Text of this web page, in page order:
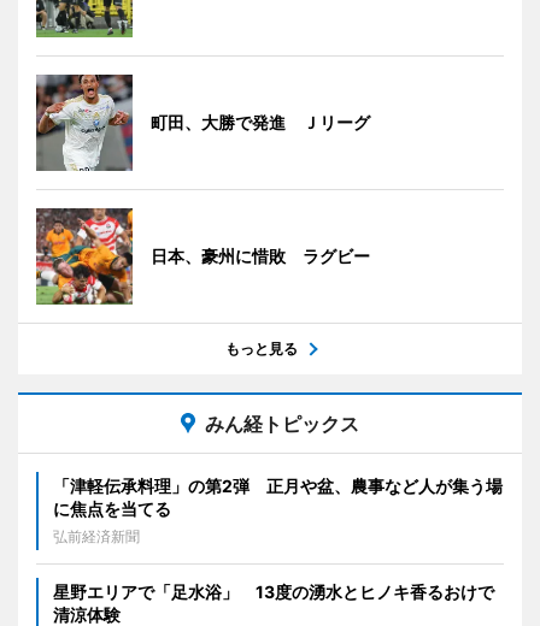
町田、大勝で発進 Ｊリーグ
日本、豪州に惜敗 ラグビー
もっと見る
みん経トピックス
「津軽伝承料理」の第2弾 正月や盆、農事など人が集う場
に焦点を当てる
弘前経済新聞
星野エリアで「足水浴」 13度の湧水とヒノキ香るおけで
清涼体験